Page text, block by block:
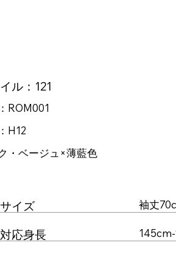
ル：121
ROM001
H12
・ベージュ×薄藍色
イズ 袖丈
応身長